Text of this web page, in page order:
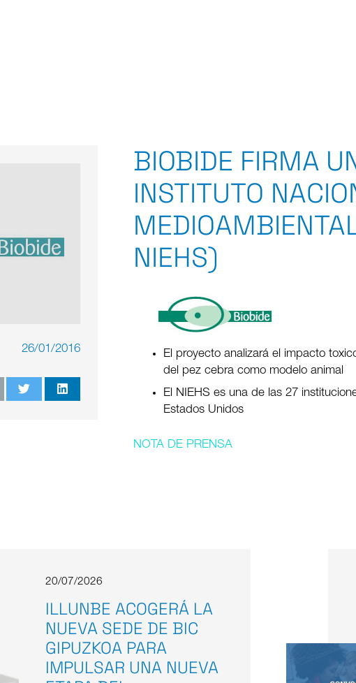
26/01/2016
BIOBIDE FIRMA
INSTITUTO
NIEHS)
El proyecto analizará el impacto
del pez cebra como modelo animal
El NIEHS es una de las 27
Estados Unidos
NOTA DE PRENSA
20/07/2026
ILLUNBE ACOGERÁ LA
NUEVA SEDE DE BIC
GIPUZKOA PARA
IMPULSAR UNA NUEVA